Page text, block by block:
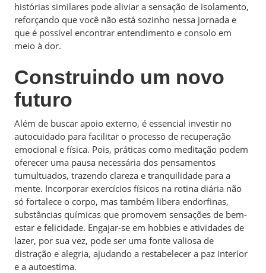
histórias similares pode aliviar a sensação de isolamento,
reforçando que você não está sozinho nessa jornada e
que é possível encontrar entendimento e consolo em
meio à dor.
Construindo um novo
futuro
Além de buscar apoio externo, é essencial investir no
autocuidado para facilitar o processo de recuperação
emocional e física. Pois, práticas como meditação podem
oferecer uma pausa necessária dos pensamentos
tumultuados, trazendo clareza e tranquilidade para a
mente. Incorporar exercícios físicos na rotina diária não
só fortalece o corpo, mas também libera endorfinas,
substâncias químicas que promovem sensações de bem-
estar e felicidade. Engajar-se em hobbies e atividades de
lazer, por sua vez, pode ser uma fonte valiosa de
distração e alegria, ajudando a restabelecer a paz interior
e a autoestima.